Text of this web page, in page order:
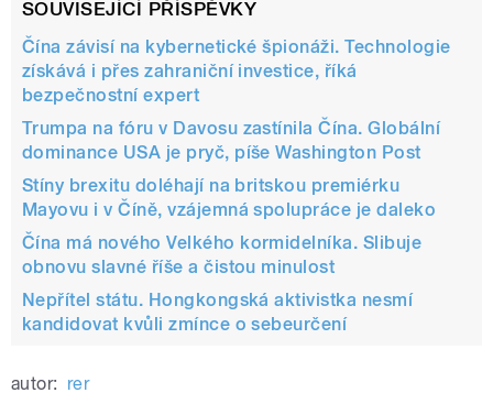
SOUVISEJÍCÍ PŘÍSPĚVKY
Čína závisí na kybernetické špionáži. Technologie
získává i přes zahraniční investice, říká
bezpečnostní expert
Trumpa na fóru v Davosu zastínila Čína. Globální
dominance USA je pryč, píše Washington Post
Stíny brexitu doléhají na britskou premiérku
Mayovu i v Číně, vzájemná spolupráce je daleko
Čína má nového Velkého kormidelníka. Slibuje
obnovu slavné říše a čistou minulost
Nepřítel státu. Hongkongská aktivistka nesmí
kandidovat kvůli zmínce o sebeurčení
autor: rer